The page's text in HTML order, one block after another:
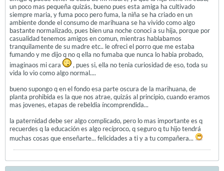
un poco mas pequeña quizás, bueno pues esta amiga ha cultivado
siempre maria, y fuma poco pero fuma, la niña se ha criado en un
ambiente donde el consumo de marihuana se ha vivido como algo
bastante normalizado, pues bien una noche conoci a su hija, porque por
casualidad tenemos amigos en comun, mientras hablabamos
tranquilamente de su madre etc.. le ofreci el porro que me estaba
fumando y me dijo q no q ella no fumaba que nunca lo habia probado,
imaginaos mi cara
, pues si, ella no tenia curiosidad de eso, toda su
vida lo vio como algo normal....
bueno supongo q en el fondo esa parte oscura de la marihuana, de
planta prohibida es la que nos atrae, quizás al principio, cuando eramos
mas jovenes, etapas de rebeldia íncomprendida...
la paternidad debe ser algo complicado, pero lo mas importante es q
recuerdes q la educación es algo recíproco, q seguro q tu hijo tendrá
muchas cosas que enseñarte... felicidades a ti y a tu compañera...